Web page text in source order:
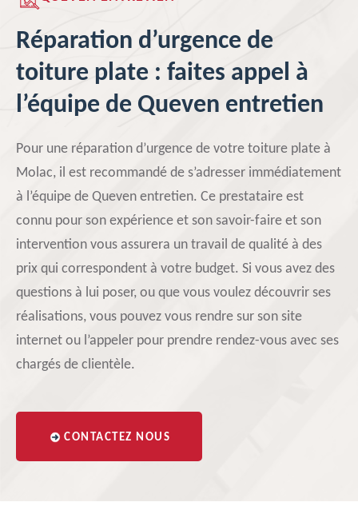
Réparation d’urgence de
toiture plate : faites appel à
l’équipe de Queven entretien
Pour une réparation d’urgence de votre toiture plate à
Molac, il est recommandé de s’adresser immédiatement
à l’équipe de Queven entretien. Ce prestataire est
connu pour son expérience et son savoir-faire et son
intervention vous assurera un travail de qualité à des
prix qui correspondent à votre budget. Si vous avez des
questions à lui poser, ou que vous voulez découvrir ses
réalisations, vous pouvez vous rendre sur son site
internet ou l’appeler pour prendre rendez-vous avec ses
chargés de clientèle.
CONTACTEZ NOUS